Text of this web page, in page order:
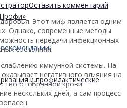
и профилактические
Оставить комментарий
Этот миф является одним
Однако, современные методы
передачи инфекционных
состояний.
иммунной системы. На
негативного влияния на
отобранной крови
нескольких дней, а сам процесс